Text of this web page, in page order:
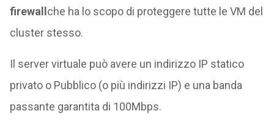
firewall che ha lo scopo di proteggere tutte le VM del
cluster stesso.
Il server virtuale può avere un indirizzo IP statico
privato o Pubblico (o più indirizzi IP) e una banda
passante garantita di 100Mbps.